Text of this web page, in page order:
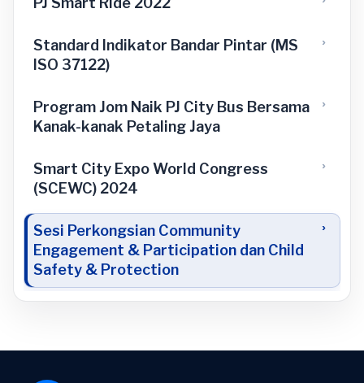
Standard Indikator Bandar Pintar (MS
ISO 37122)
Program Jom Naik PJ City Bus Bersama
Kanak-kanak Petaling Jaya
Smart City Expo World Congress
(SCEWC) 2024
Sesi Perkongsian Community
Engagement & Participation dan Child
Safety & Protection